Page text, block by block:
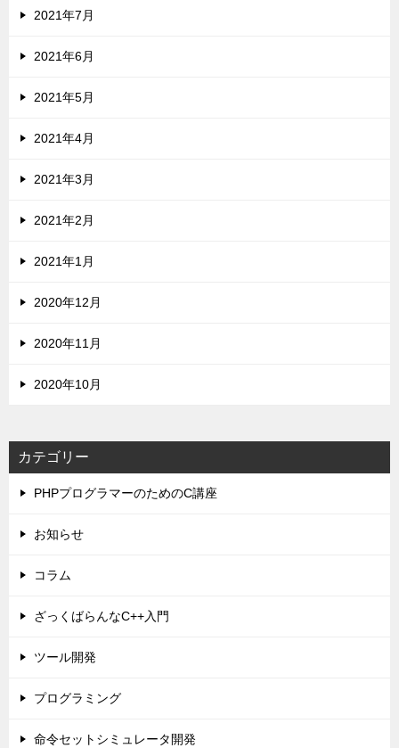
2021年7月
2021年6月
2021年5月
2021年4月
2021年3月
2021年2月
2021年1月
2020年12月
2020年11月
2020年10月
カテゴリー
PHPプログラマーのためのC講座
お知らせ
コラム
ざっくばらんなC++入門
ツール開発
プログラミング
命令セットシミュレータ開発